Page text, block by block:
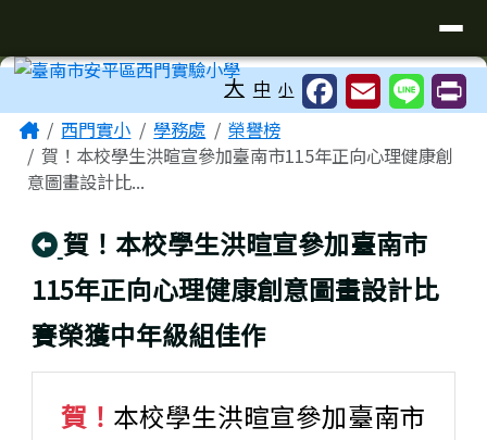
工具列 大 中 小
主內容區域
Home西門實小 學務處
榮譽榜
賀！本校學生洪暄宣參加臺南市115年正向心理健康創
意圖畫設計比...
回上頁
賀！本校學生洪暄宣參加臺南市
115年正向心理健康創意圖畫設計比
賽榮獲中年級組佳作
賀！ 本校學生洪暄宣參加臺南市
頁尾區域